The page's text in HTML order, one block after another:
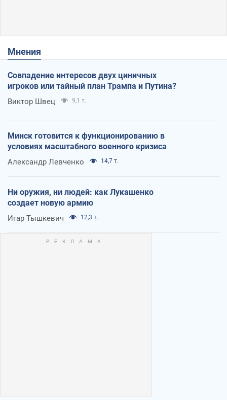
Мнения
Совпадение интересов двух циничных
игроков или тайный план Трампа и Путина?
Виктор Швец 9,1 т.
Минск готовится к функционированию в
условиях масштабного военного кризиса
Александр Левченко 14,7 т.
Ни оружия, ни людей: как Лукашенко
создает новую армию
Игар Тышкевич 12,3 т.